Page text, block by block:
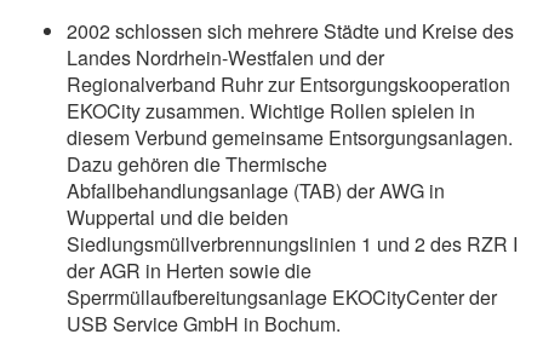
2002 schlossen sich mehrere Städte und Kreise des
Landes Nordrhein-Westfalen und der
Regionalverband Ruhr zur Entsorgungskooperation
EKOCity zusammen. Wichtige Rollen spielen in
diesem Verbund gemeinsame Entsorgungsanlagen.
Dazu gehören die Thermische
Abfallbehandlungsanlage (TAB) der AWG in
Wuppertal und die beiden
Siedlungsmüllverbrennungslinien 1 und 2 des RZR I
der AGR in Herten sowie die
Sperrmüllaufbereitungsanlage EKOCityCenter der
USB Service GmbH in Bochum.